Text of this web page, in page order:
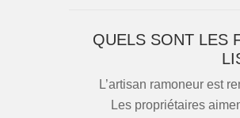
QUELS SONT LES
L’artisan ramoneur est
Les propriétaires